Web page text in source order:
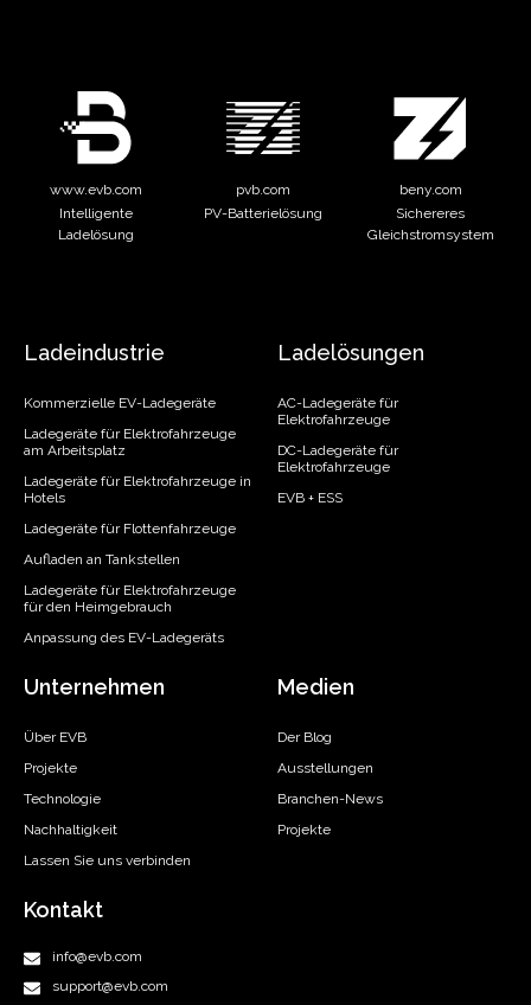
www.evb.com
Intelligente
Ladelösung
pvb.com
PV-Batterielösung
beny.com
Sichereres
Gleichstromsystem
Ladeindustrie
Kommerzielle EV-Ladegeräte
Ladegeräte für Elektrofahrzeuge
am Arbeitsplatz
Ladegeräte für Elektrofahrzeuge in
Hotels
Ladegeräte für Flottenfahrzeuge
Aufladen an Tankstellen
Ladegeräte für Elektrofahrzeuge
für den Heimgebrauch
Anpassung des EV-Ladegeräts
Ladelösungen
AC-Ladegeräte für
Elektrofahrzeuge
DC-Ladegeräte für
Elektrofahrzeuge
EVB + ESS
Unternehmen
Über EVB
Projekte
Technologie
Nachhaltigkeit
Lassen Sie uns verbinden
Medien
Der Blog
Ausstellungen
Branchen-News
Projekte
Kontakt
info@evb.com
support@evb.com